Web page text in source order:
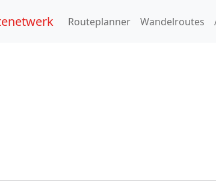
Routeplanner Wandelroutes